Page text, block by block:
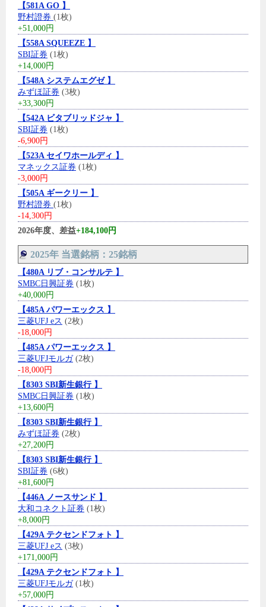
【581A GO 】
野村證券 (1枚)
+51,000円
【558A SQUEEZE 】
SBI証券 (1枚)
+14,000円
【548A システムエグゼ 】
みずほ証券 (3枚)
+33,300円
【542A ビタブリッドジャ 】
SBI証券 (1枚)
-6,900円
【523A セイワホールディ 】
マネックス証券 (1枚)
-3,000円
【505A ギークリー 】
野村證券 (1枚)
-14,300円
2026年度、差益+184,100円
2025年 当選銘柄：25銘柄
【480A リブ・コンサルテ 】
SMBC日興証券 (1枚)
+40,000円
【485A パワーエックス 】
三菱UFJ eス (2枚)
-18,000円
【485A パワーエックス 】
三菱UFJモルガ(2枚)
-18,000円
【8303 SBI新生銀行 】
SMBC日興証券 (1枚)
+13,600円
【8303 SBI新生銀行 】
みずほ証券 (2枚)
+27,200円
【8303 SBI新生銀行 】
SBI証券 (6枚)
+81,600円
【446A ノースサンド 】
大和コネクト証券 (1枚)
+8,000円
【429A テクセンドフォト 】
三菱UFJ eス (3枚)
+171,000円
【429A テクセンドフォト 】
三菱UFJモルガ(1枚)
+57,000円